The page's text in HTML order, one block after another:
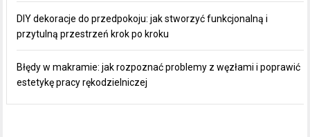
DIY dekoracje do przedpokoju: jak stworzyć funkcjonalną i
przytulną przestrzeń krok po kroku
Błędy w makramie: jak rozpoznać problemy z węzłami i poprawić
estetykę pracy rękodzielniczej